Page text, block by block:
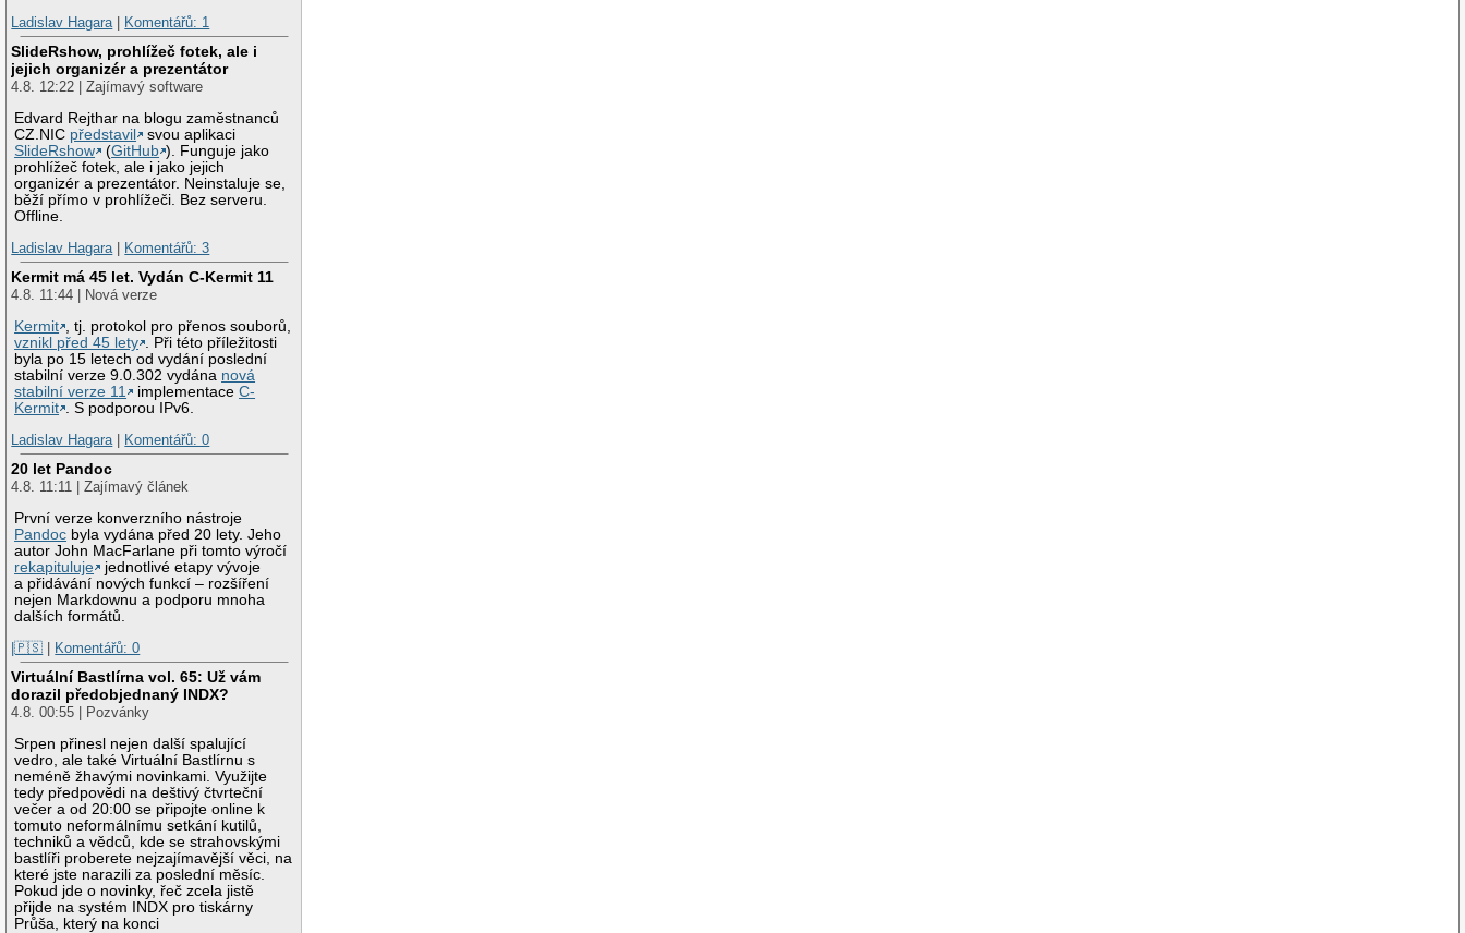
Ladislav Hagara| Komentářů: 1
SlideRshow, prohlížeč fotek, ale i
jejich organizér a prezentátor
4.8. 12:22 | Zajímavý software
Edvard Rejthar na blogu zaměstnanců
CZ.NIC představil
svou aplikaci
SlideRshow
(GitHub ). Funguje jako
prohlížeč fotek, ale i jako jejich
organizér a prezentátor. Neinstaluje se,
běží přímo v prohlížeči. Bez serveru.
Offline.
Ladislav Hagara| Komentářů: 3
Kermit má 45 let. Vydán C-Kermit 11
4.8. 11:44 | Nová verze
Kermit
, tj. protokol pro přenos souborů,
vznikl před 45 lety
. Při této příležitosti
byla po 15 letech od vydání poslední
stabilní verze 9.0.302 vydána nová
stabilní verze 11
implementaceC-
Kermit
. S podporou IPv6.
Ladislav Hagara| Komentářů: 0
20 let Pandoc
4.8. 11:11 | Zajímavý článek
První verze konverzního nástroje
Pandoc byla vydána před 20 lety. Jeho
autor John MacFarlane při tomto výročí
rekapituluje
jednotlivé etapy vývoje
a přidávání nových funkcí – rozšíření
nejen Markdownu a podporu mnoha
dalších formátů.
|🇵🇸
Komentářů: 0
Virtuální Bastlírna vol. 65: Už vám
dorazil předobjednaný INDX?
4.8. 00:55 | Pozvánky
Srpen přinesl nejen další spalující
vedro, ale také Virtuální Bastlírnu s
neméně žhavými novinkami. Využijte
tedy předpovědi na deštivý čtvrteční
večer a od 20:00 se připojte online k
tomuto neformálnímu setkání kutilů,
techniků a vědců, kde se strahovskými
bastlíři proberete nejzajímavější věci, na
které jste narazili za poslední měsíc.
Pokud jde o novinky, řeč zcela jistě
přijde na systém INDX pro tiskárny
Průša, který na konci